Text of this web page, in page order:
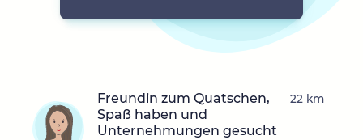
Freundin zum Quatschen,
Spaß haben und
Unternehmungen gesucht
22 km